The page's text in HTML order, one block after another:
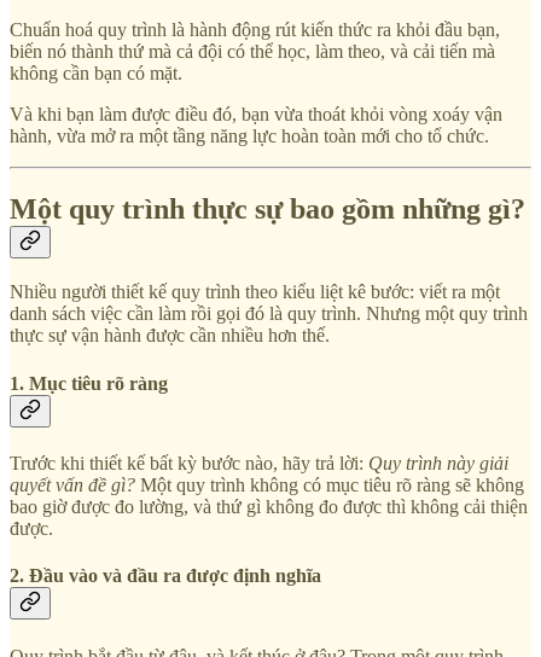
Chuẩn hoá quy trình là hành động rút kiến thức ra khỏi đầu bạn,
biến nó thành thứ mà cả đội có thể học, làm theo, và cải tiến mà
không cần bạn có mặt.
Và khi bạn làm được điều đó, bạn vừa thoát khỏi vòng xoáy vận
hành, vừa mở ra một tầng năng lực hoàn toàn mới cho tổ chức.
Một quy trình thực sự bao gồm những gì?
Nhiều người thiết kế quy trình theo kiểu liệt kê bước: viết ra một
danh sách việc cần làm rồi gọi đó là quy trình. Nhưng một quy trình
thực sự vận hành được cần nhiều hơn thế.
1. Mục tiêu rõ ràng
Trước khi thiết kế bất kỳ bước nào, hãy trả lời: Quy trình này giải
quyết vấn đề gì? Một quy trình không có mục tiêu rõ ràng sẽ không
bao giờ được đo lường, và thứ gì không đo được thì không cải thiện
được.
2. Đầu vào và đầu ra được định nghĩa